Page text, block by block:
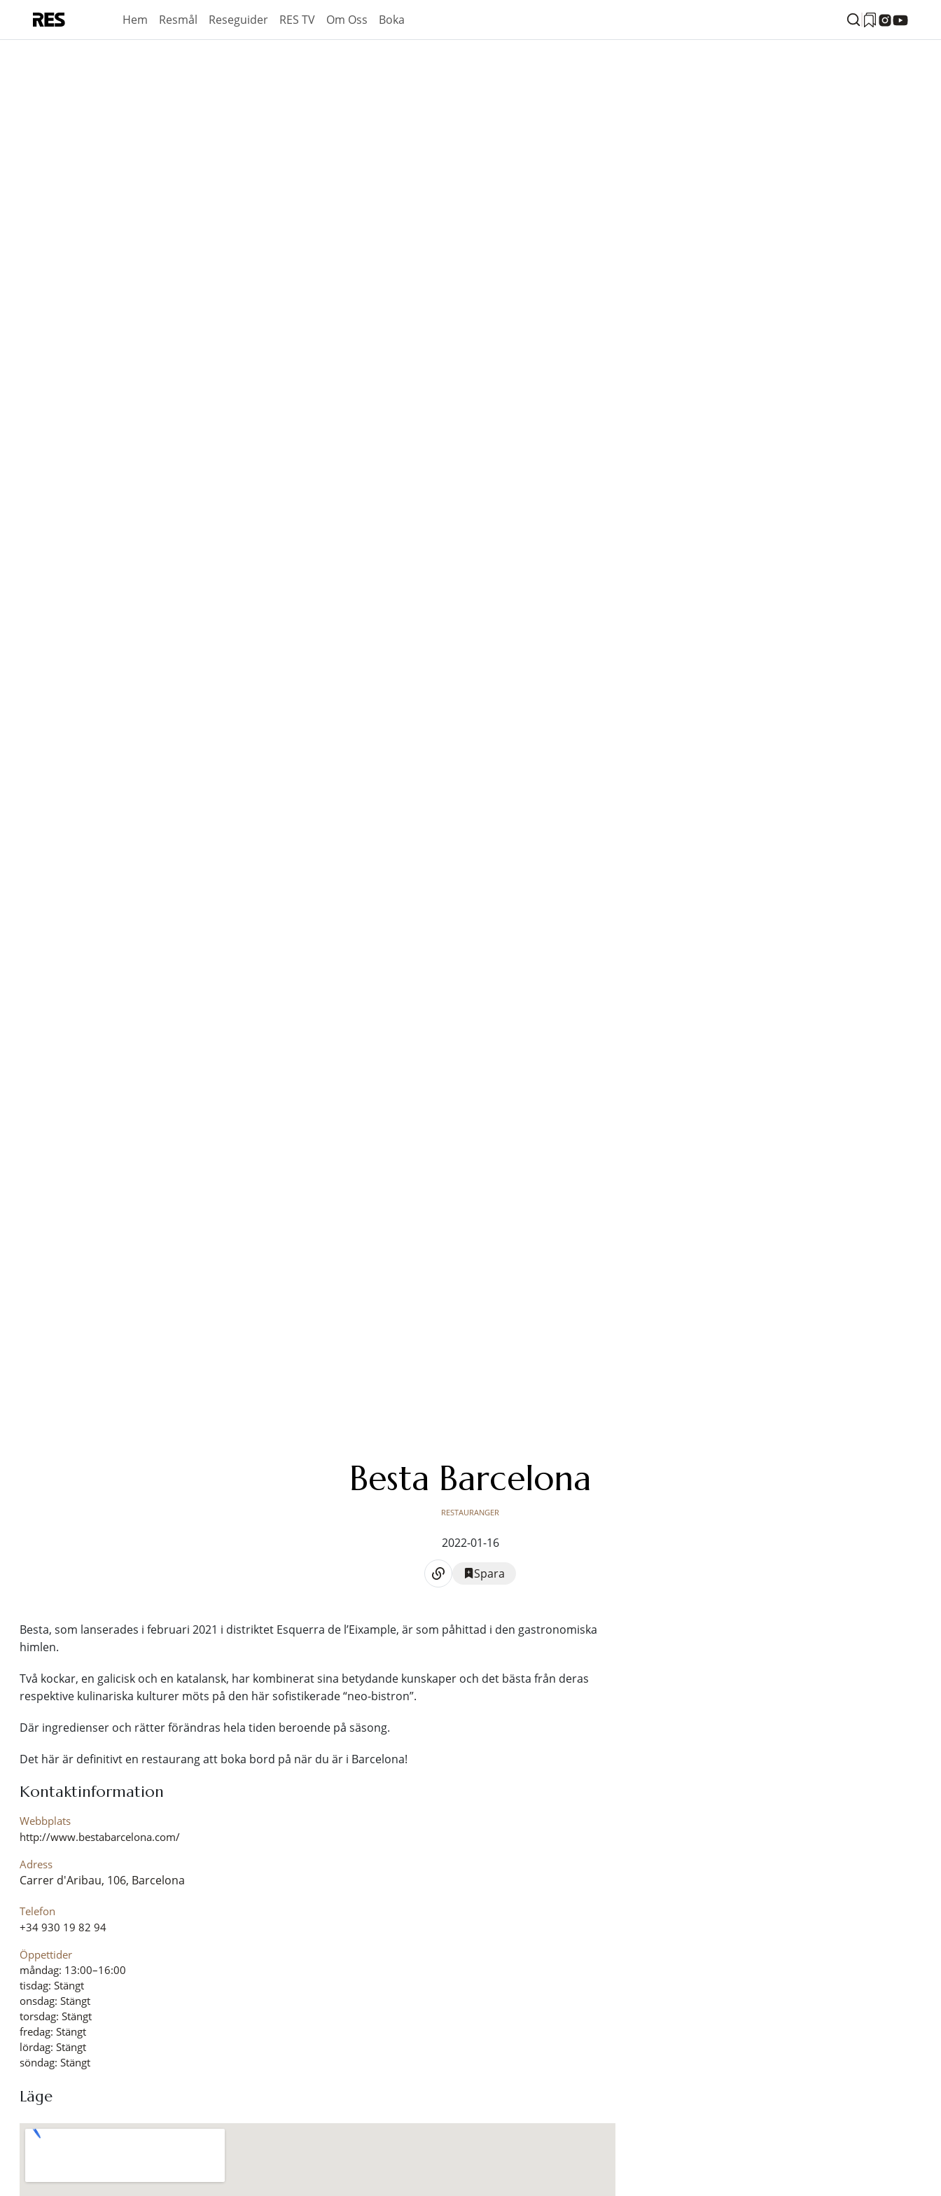
Hem Resmål Reseguider RES TV Om Oss Boka
Besta Barcelona
RESTAURANGER
2022-01-16
Spara
Besta, som lanserades i februari 2021 i distriktet Esquerra de l’Eixample, är som påhittad i den gastronomiska
himlen.
Två kockar, en galicisk och en katalansk, har kombinerat sina betydande kunskaper och det bästa från deras
respektive kulinariska kulturer möts på den här sofistikerade “neo-bistron”.
Där ingredienser och rätter förändras hela tiden beroende på säsong.
Det här är definitivt en restaurang att boka bord på när du är i Barcelona!
Kontaktinformation
Webbplats
http://www.bestabarcelona.com/
Adress
Carrer d'Aribau, 106, Barcelona
Telefon
+34 930 19 82 94
Öppettider
måndag: 13:00–16:00
tisdag: Stängt
onsdag: Stängt
torsdag: Stängt
fredag: Stängt
lördag: Stängt
söndag: Stängt
Läge